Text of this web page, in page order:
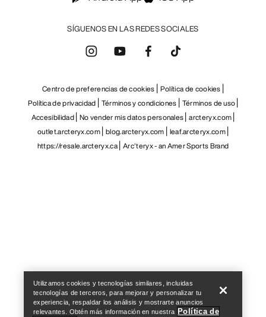
SÍGUENOS EN LAS REDES SOCIALES
Centro de preferencias de cookies Política de cookies
Política de privacidad Términos y condiciones Términos de uso
Accesibilidad No vender mis datos personales arcteryx.com
outlet.arcteryx.com blog.arcteryx.com leaf.arcteryx.com
https://resale.arcteryx.ca Arc'teryx - an Amer Sports Brand
Utilizamos cookies y tecnologías similares, incluidas
tecnologías de terceros, para mejorar y personalizar tu
experiencia, respaldar los análisis y mostrarte anuncios
relevantes. Obtén más información en nuestra Política de